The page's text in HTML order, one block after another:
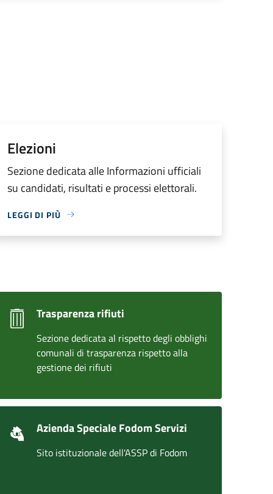
Elezioni
Sezione dedicata alle Informazioni ufficiali
su candidati, risultati e processi elettorali.
LEGGI DI PIÙ
Trasparenza rifiuti
Sezione dedicata al rispetto degli obblighi
comunali di trasparenza rispetto alla
gestione dei rifiuti
Azienda Speciale Fodom Servizi
Sito istituzionale dell'ASSP di Fodom